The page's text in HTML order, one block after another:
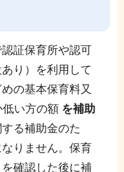
証保育所や認可
り）を利用して
の基本保育料又
い方の額 を補助
る補助金のた
りません。保育
確認した後に補